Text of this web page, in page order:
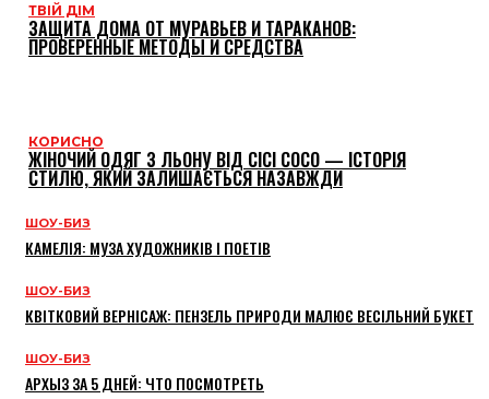
ТВІЙ ДІМ
ЗАЩИТА ДОМА ОТ МУРАВЬЕВ И ТАРАКАНОВ:
ПРОВЕРЕННЫЕ МЕТОДЫ И СРЕДСТВА
КОРИСНО
ЖІНОЧИЙ ОДЯГ З ЛЬОНУ ВІД CICI COCO — ІСТОРІЯ
СТИЛЮ, ЯКИЙ ЗАЛИШАЄТЬСЯ НАЗАВЖДИ
ШОУ-БИЗ
КАМЕЛІЯ: МУЗА ХУДОЖНИКІВ І ПОЕТІВ
ШОУ-БИЗ
КВІТКОВИЙ ВЕРНІСАЖ: ПЕНЗЕЛЬ ПРИРОДИ МАЛЮЄ ВЕСІЛЬНИЙ БУКЕТ
ШОУ-БИЗ
АРХЫЗ ЗА 5 ДНЕЙ: ЧТО ПОСМОТРЕТЬ